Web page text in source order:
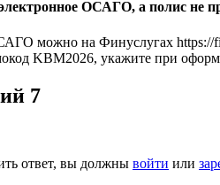
ОСАГО, а полис не
можно на Финуслугах https://
KBM2026, укажите при
7
ответ, вы должны войти или